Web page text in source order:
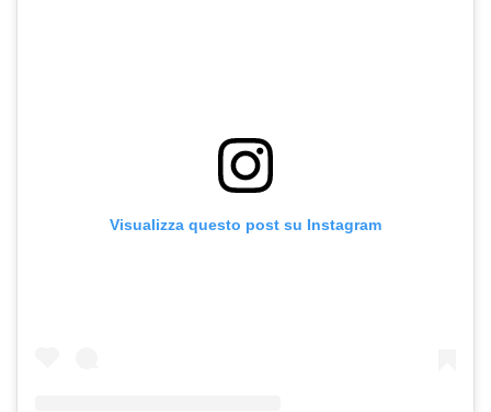
Visualizza questo post su Instagram